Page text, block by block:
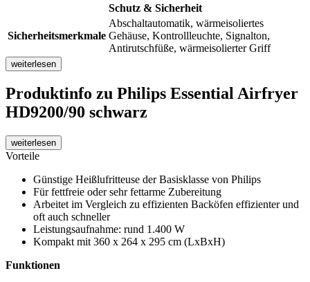
Schutz & Sicherheit
Sicherheitsmerkmale
Abschaltautomatik, wärmeisoliertes
Gehäuse, Kontrollleuchte, Signalton,
Antirutschfüße, wärmeisolierter Griff
weiterlesen
Produktinfo zu Philips Essential Airfryer
HD9200/90 schwarz
weiterlesen
Vorteile
Günstige Heißlufritteuse der Basisklasse von Philips
Für fettfreie oder sehr fettarme Zubereitung
Arbeitet im Vergleich zu effizienten Backöfen effizienter und
oft auch schneller
Leistungsaufnahme: rund 1.400 W
Kompakt mit 360 x 264 x 295 cm (LxBxH)
Funktionen